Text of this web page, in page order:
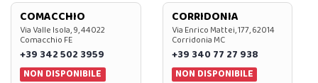
COMACCHIO
Via Valle Isola, 9, 44022
Comacchio FE
+39 342 502 3959
NON DISPONIBILE
CORRIDONIA
Via Enrico Mattei, 177, 62014
Corridonia MC
+39 340 77 27 938
NON DISPONIBILE